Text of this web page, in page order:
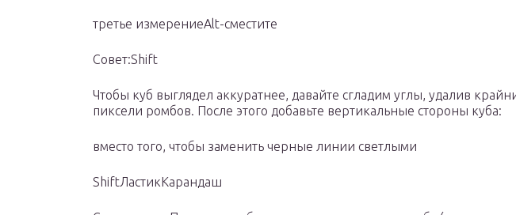
третье измерениеAlt-сместите
Совет:Shift
Чтобы куб выглядел аккуратнее, давайте сгладим углы, удалив
пиксели ромбов. После этого добавьте вертикальные стороны куба:
вместо того, чтобы заменить черные линии светлыми
ShiftЛастикКарандаш